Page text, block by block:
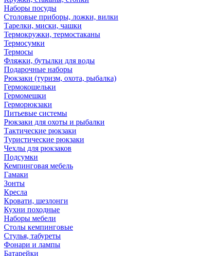
Наборы посуды
Столовые приборы, ложки, вилки
Тарелки, миски, чашки
Термокружки, термостаканы
Термосумки
Термосы
Фляжки, бутылки для воды
Подарочные наборы
Рюкзаки (туризм, охота, рыбалка)
Гермокошельки
Гермомешки
Герморюкзаки
Питьевые системы
Рюкзаки для охоты и рыбалки
Тактические рюкзаки
Туристические рюкзаки
Чехлы для рюкзаков
Подсумки
Кемпинговая мебель
Гамаки
Зонты
Кресла
Кровати, шезлонги
Кухни походные
Наборы мебели
Столы кемпинговые
Стулья, табуреты
Фонари и лампы
Батарейки